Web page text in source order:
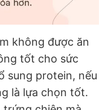
không được ăn
tốt cho sức
sung protein, nếu
là lựa chọn tốt.